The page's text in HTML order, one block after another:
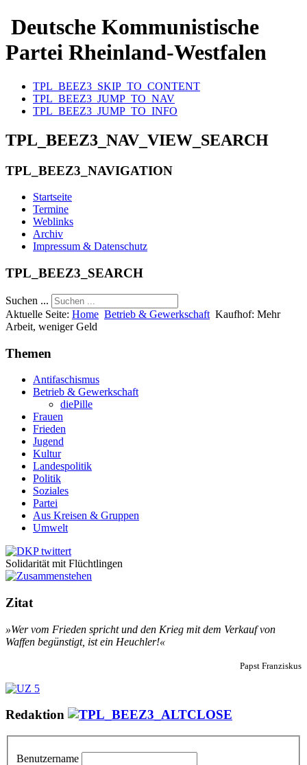
Deutsche Kommunistische
Partei Rheinland-Westfalen
TPL_BEEZ3_SKIP_TO_CONTENT
TPL_BEEZ3_JUMP_TO_NAV
TPL_BEEZ3_JUMP_TO_INFO
TPL_BEEZ3_NAV_VIEW_SEARCH
TPL_BEEZ3_NAVIGATION
Startseite
Termine
Weblinks
Archiv
Impressum & Datenschutz
TPL_BEEZ3_SEARCH
Suchen ...
Aktuelle Seite: Home Betrieb & Gewerkschaft Kaufhof: Mehr
Arbeit, weniger Geld
Themen
Antifaschismus
Betrieb & Gewerkschaft
diePille
Frauen
Frieden
Jugend
Kultur
Landespolitik
Politik
Soziales
Partei
Aus Kreisen & Gruppen
Umwelt
Solidarität mit Flüchtlingen
Zitat
»Wer vom Frieden spricht und den Krieg mit dem Verkauf von
Waffen begünstigt, ist ein Heuchler!«
Papst Franziskus
Redaktion
Benutzername